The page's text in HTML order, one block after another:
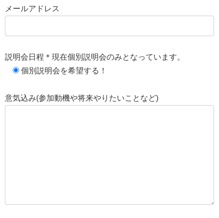
メールアドレス
説明会日程＊現在個別説明会のみとなっています。
個別説明会を希望する！
意気込み(参加動機や将来やりたいことなど)